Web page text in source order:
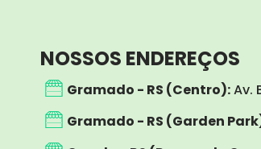
s
g
r
a
m
c
o
o
k
NOSSOS ENDEREÇOS
Gramado - RS (Centro):Av.
Gramado - RS (Garden